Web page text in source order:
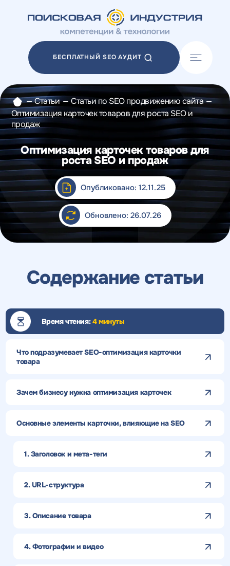
БЕСПЛАТНЫЙ SEO АУДИТ
Акции
Отзывы
Разработка сайтов
Разработка прототипов
Разработка контента
Реклама у блогеров
— Статьи — Статьи по SEO продвижению сайта —
Оптимизация карточек товаров для роста SEO и
продаж
Оптимизация карточек товаров для
роста SEO и продаж
Опубликовано: 12.11.25
Обновлено: 26.07.26
Содержание статьи
Время чтения:4 минуты
Что подразумевает SEO-оптимизация карточки
товара
Зачем бизнесу нужна оптимизация карточек
Основные элементы карточки, влияющие на SEO
1. Заголовок и мета-теги
2. URL-структура
3. Описание товара
4. Фотографии и видео